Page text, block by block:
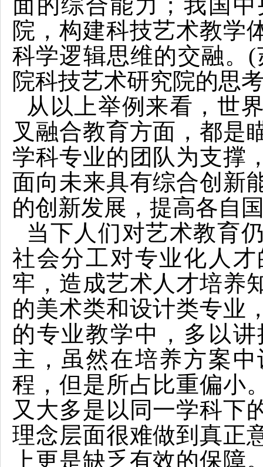
院，构建科技艺术教学
科学逻辑思维的交融。
院科技艺术研究院的思
从以上举例来看，世
叉融合教育方面，都是
学科专业的团队为支撑
面向未来具有综合创新
的创新发展，提高各自
当下人们对艺术教育
社会分工对专业化人
牢，造成艺术人才培养
的美术类和设计类专业
的专业教学中，多以
主，虽然在培养方案
程，但是所占比重偏小
又大多是以同一学科下
理念层面很难做到真正
上更是缺乏有效的保